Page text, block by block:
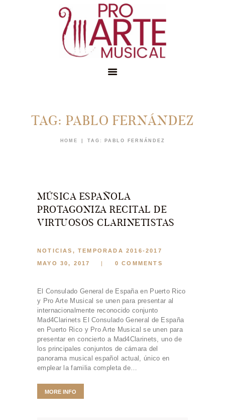
TAG: PABLO FERNÁNDEZ
HOME TAG: PABLO FERNÁNDEZ
INICIO
CONÓCENOS
NOTICIAS
APÓYANOS
CONTACTO
BOLETOS
ESPAÑOL
MÚSICA ESPAÑOLA
PROTAGONIZA RECITAL DE
VIRTUOSOS CLARINETISTAS
NOTICIAS ,TEMPORADA 2016-2017
MAYO 30, 2017 0 COMMENTS
El Consulado General de España en Puerto Rico
y Pro Arte Musical se unen para presentar al
internacionalmente reconocido conjunto
Mad4Clarinets El Consulado General de España
en Puerto Rico y Pro Arte Musical se unen para
presentar en concierto a Mad4Clarinets, uno de
los principales conjuntos de cámara del
panorama musical español actual, único en
emplear la familia completa de…
MORE INFO